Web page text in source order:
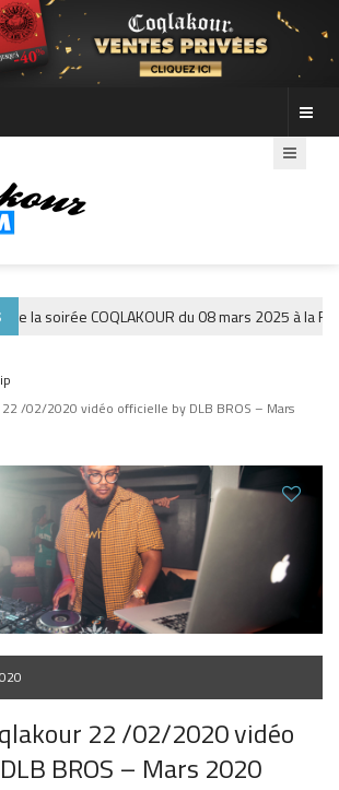
COQLAKOUR du 08 mars 2025 à la Fiesta.
22 /02/2020 vidéo officielle by DLB BROS – Mars
22 /02/2020 vidéo
BROS – Mars 2020